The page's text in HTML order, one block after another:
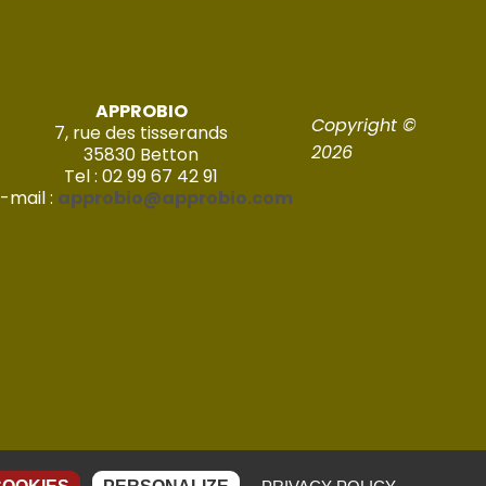
APPROBIO
7, rue des tisserands
35830 Betton
Tel : 02 99 67 42 91
mail : approbio@approbio.com
Copyright ©
2026